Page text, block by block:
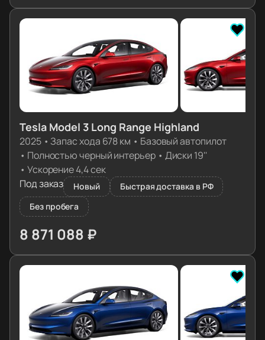
Tesla Model 3 Long Range Highland
2025• Запас хода 678 км • Базовый автопилот
• Полностью черный интерьер• Диски 19''
• Ускорение 4,4 сек
Под заказ
Новый
Быстрая доставка в РФ
Без пробега
8 871 088 ₽
≈ 88 246€